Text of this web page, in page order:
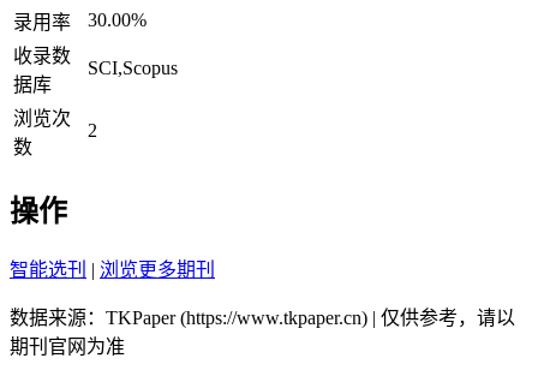
录用率
30.00%
收录数
据库
SCI,Scopus
浏览次
数
2
操作
智能选刊 | 浏览更多期刊
数据来源：TKPaper (https://www.tkpaper.cn) | 仅供参考，请以
期刊官网为准